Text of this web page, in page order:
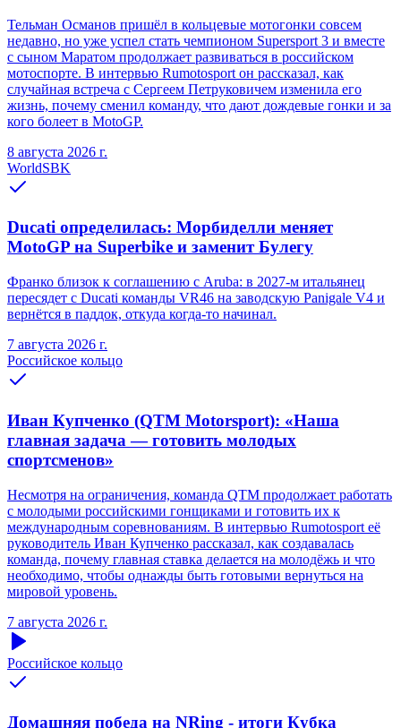
Тельман Османов пришёл в кольцевые мотогонки совсем
недавно, но уже успел стать чемпионом Supersport 3 и вместе
с сыном Маратом продолжает развиваться в российском
мотоспорте. В интервью Rumotosport он рассказал, как
случайная встреча с Сергеем Петруковичем изменила его
жизнь, почему сменил команду, что дают дождевые гонки и за
кого болеет в MotoGP.
8 августа 2026 г.
WorldSBK
Ducati определилась: Морбиделли меняет
MotoGP на Superbike и заменит Булегу
Франко близок к соглашению с Aruba: в 2027-м итальянец
пересядет с Ducati команды VR46 на заводскую Panigale V4 и
вернётся в паддок, откуда когда-то начинал.
7 августа 2026 г.
Российское кольцо
Иван Купченко (QTM Motorsport): «Наша
главная задача — готовить молодых
спортсменов»
Несмотря на ограничения, команда QTM продолжает работать
с молодыми российскими гонщиками и готовить их к
международным соревнованиям. В интервью Rumotosport её
руководитель Иван Купченко рассказал, как создавалась
команда, почему главная ставка делается на молодёжь и что
необходимо, чтобы однажды быть готовыми вернуться на
мировой уровень.
7 августа 2026 г.
Российское кольцо
Домашняя победа на NRing - итоги Кубка